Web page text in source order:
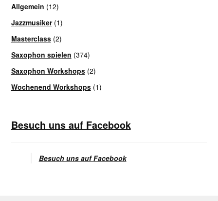
Allgemein (12)
Jazzmusiker(1)
Masterclass(2)
Saxophon spielen (374)
Saxophon Workshops(2)
Wochenend Workshops(1)
Besuch uns auf Facebook
Besuch uns auf Facebook